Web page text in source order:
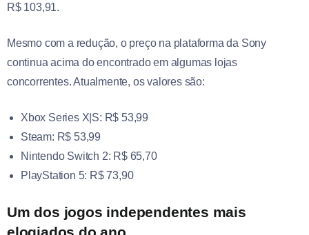
R$ 103,91.
Mesmo com a redução, o preço na plataforma da Sony
continua acima do encontrado em algumas lojas
concorrentes. Atualmente, os valores são:
Xbox Series X|S: R$ 53,99
Steam: R$ 53,99
Nintendo Switch 2: R$ 65,70
PlayStation 5: R$ 73,90
Um dos jogos independentes mais
elogiados do ano